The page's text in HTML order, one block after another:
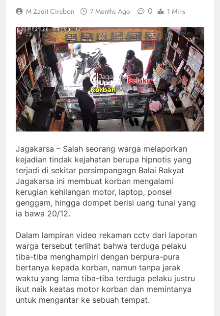
M Zadit Cirebon 7 Months Ago 0 1 Mins
Jagakarsa – Salah seorang warga melaporkan
kejadian tindak kejahatan berupa hipnotis yang
terjadi di sekitar persimpangagn Balai Rakyat
Jagakarsa ini membuat korban mengalami
kerugian kehilangan motor, laptop, ponsel
genggam, hingga dompet berisi uang tunai yang
ia bawa 20/12.
Dalam lampiran video rekaman cctv dari laporan
warga tersebut terlihat bahwa terduga pelaku
tiba-tiba menghampiri dengan berpura-pura
bertanya kepada korban, namun tanpa jarak
waktu yang lama tiba-tiba terduga pelaku justru
ikut naik keatas motor korban dan memintanya
untuk mengantar ke sebuah tempat.